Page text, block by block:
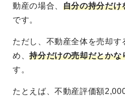
動産の場合、 自分の持分だけ
です。
ただし、不動産全体を売却す
め、持分だけの売却だとかな
す。
たとえば、不動産評価額